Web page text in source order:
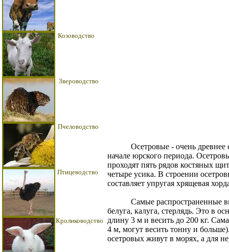
Козоводство
Звероводство
Пчеловодство
Птицеводство
Кролиководство
Осетровые - очень древнее
начале юрского периода.
проходят пять рядов костяных
четыре усика. В строении
составляет упругая хрящевая
Самые распространенные
белуга, калуга, стерлядь. Это в
длину 3 м и весить до 200 кг.
4 м, могут весить тонну и
осетровых живут в морях, а для